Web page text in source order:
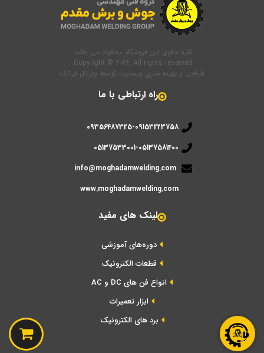
کلیه حقوق این فروشگاه محفوظ می باشد.
Copyright © 2026, All rights reserved.
طراحی و بهینه سازی وبسایت توسط پورتال فراتک
راه ارتباطی با ما
09356487325-09153223758
05137533001-05137581400
info@moghadamwelding.com
www.moghadamwelding.com
لینک های مفید
دوره‌های آموزشی
قطعات الکترونیک
انواع فن های DC و AC
ابزار تعمیرات
برد های الکترونیک